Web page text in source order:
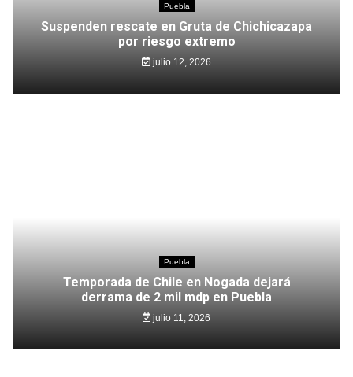
Puebla
Suspenden rescate en Gruta de Chichicazapa
por riesgo extremo
julio 12, 2026
Puebla
Temporada de Chile en Nogada dejará
derrama de 2 mil mdp en Puebla
julio 11, 2026